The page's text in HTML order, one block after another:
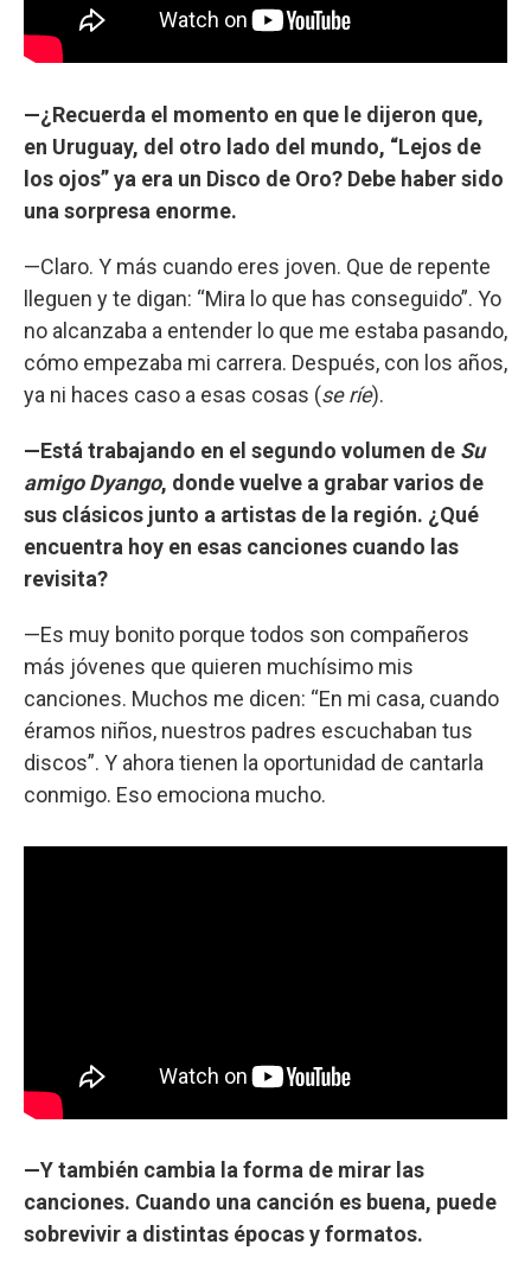
—¿Recuerda el momento en que le dijeron que,
en Uruguay, del otro lado del mundo, “Lejos de
los ojos” ya era un Disco de Oro? Debe haber sido
una sorpresa enorme.
—Claro. Y más cuando eres joven. Que de repente
lleguen y te digan: “Mira lo que has conseguido”. Yo
no alcanzaba a entender lo que me estaba pasando,
cómo empezaba mi carrera. Después, con los años,
ya ni haces caso a esas cosas (se ríe).
—Está trabajando en el segundo volumen de Su
amigo Dyango, donde vuelve a grabar varios de
sus clásicos junto a artistas de la región. ¿Qué
encuentra hoy en esas canciones cuando las
revisita?
—Es muy bonito porque todos son compañeros
más jóvenes que quieren muchísimo mis
canciones. Muchos me dicen: “En mi casa, cuando
éramos niños, nuestros padres escuchaban tus
discos”. Y ahora tienen la oportunidad de cantarla
conmigo. Eso emociona mucho.
—Y también cambia la forma de mirar las
canciones. Cuando una canción es buena, puede
sobrevivir a distintas épocas y formatos.